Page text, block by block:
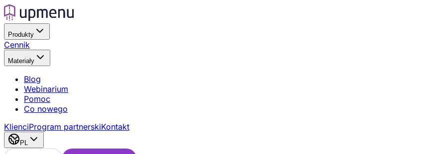
Produkty
Cennik
Materiały
Blog
Webinarium
Pomoc
Co nowego
KlienciProgram partnerskiKontakt
PL